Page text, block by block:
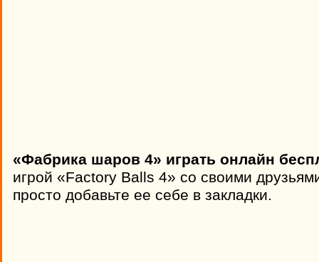
«Фабрика шаров 4» играть онлайн
игрой «Factory Balls 4» со своими
просто добавьте ее себе в закладки.